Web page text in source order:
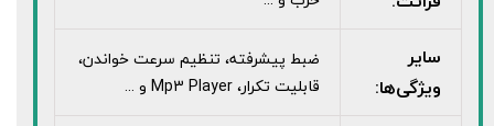
سایر
ویژگی‌ها:
ضبط پيشرفته، تنظيم سرعت خواندن،
قابليت تکرار، Mp3 Player و ...